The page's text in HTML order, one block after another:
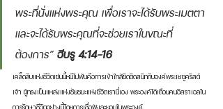
พระที่นั่งแห่งพระคุณ เพื่อเราจะได้รับพระเมตตา
และจะได้รับพระคุณที่จะช่วยเราในขณะที่
ต้องการ” ฮีบรู 4:14-16
เคล็ดลับแห่งชีวิตเช่นนี้หนีไม่พ้นคือการเข้าใกล้ชิดติดสนิทกับองค์พระเยซูคริสต์
เจ้า ผู้ทรงเป็นแหล่งแห่งชัยชนะแห่งชีวิตเรานี่เอง พระองค์ได้เตือนคนอิสราเอลใน